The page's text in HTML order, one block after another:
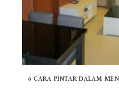
6 CARA PINTAR DALAM